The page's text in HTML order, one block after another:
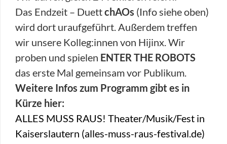
Das Endzeit – DuettchAOs (Info siehe oben)
wird dort uraufgeführt. Außerdem treffen
wir unsere Kolleg:innen von Hijinx. Wir
proben und spielen ENTER THE ROBOTS
das erste Mal gemeinsam vor Publikum.
Weitere Infos zum Programm gibt es in
Kürze hier:
ALLES MUSS RAUS! Theater/Musik/Fest in
Kaiserslautern (alles-muss-raus-festival.de)